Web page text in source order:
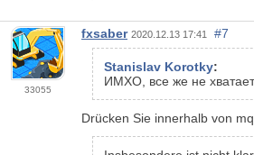
33055
fxsaber 2020.12.13 17:41 #7
Stanislav Korotky:
ИМХО, все же не
Drücken Sie innerhalb von